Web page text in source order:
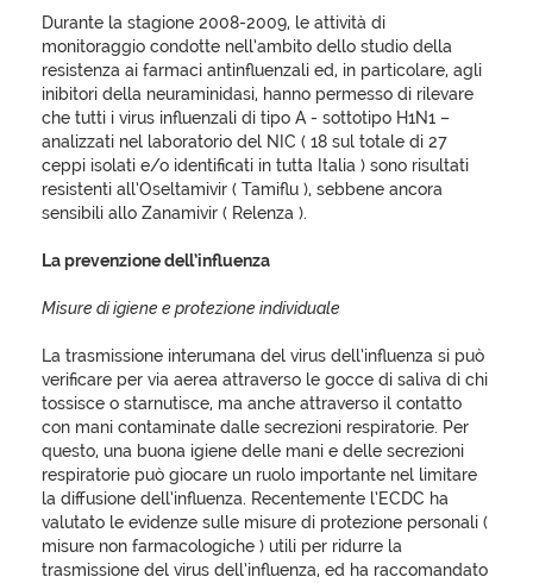
Durante la stagione 2008-2009, le attività di
monitoraggio condotte nell’ambito dello studio della
resistenza ai farmaci antinfluenzali ed, in particolare, agli
inibitori della neuraminidasi, hanno permesso di rilevare
che tutti i virus influenzali di tipo A - sottotipo H1N1 –
analizzati nel laboratorio del NIC ( 18 sul totale di 27
ceppi isolati e/o identificati in tutta Italia ) sono risultati
resistenti all’Oseltamivir ( Tamiflu ), sebbene ancora
sensibili allo Zanamivir ( Relenza ).
La prevenzione dell’influenza
Misure di igiene e protezione individuale
La trasmissione interumana del virus dell’influenza si può
verificare per via aerea attraverso le gocce di saliva di chi
tossisce o starnutisce, ma anche attraverso il contatto
con mani contaminate dalle secrezioni respiratorie. Per
questo, una buona igiene delle mani e delle secrezioni
respiratorie può giocare un ruolo importante nel limitare
la diffusione dell’influenza. Recentemente l’ECDC ha
valutato le evidenze sulle misure di protezione personali (
misure non farmacologiche ) utili per ridurre la
trasmissione del virus dell’influenza, ed ha raccomandato